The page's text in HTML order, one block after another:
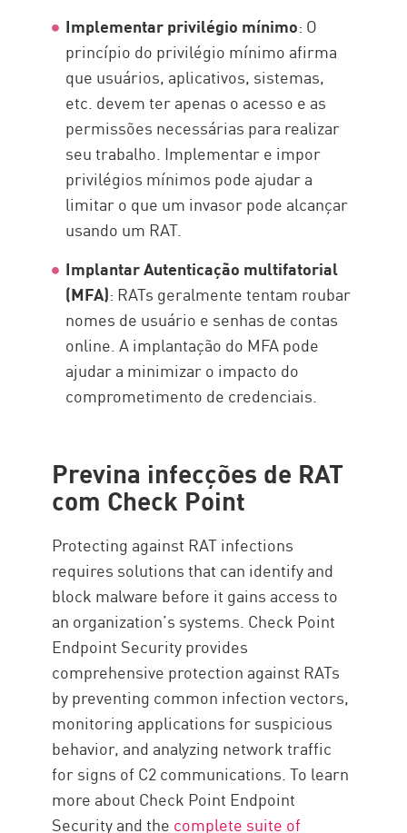
Implementar privilégio mínimo: O
princípio do privilégio mínimo afirma
que usuários, aplicativos, sistemas,
etc. devem ter apenas o acesso e as
permissões necessárias para realizar
seu trabalho. Implementar e impor
privilégios mínimos pode ajudar a
limitar o que um invasor pode alcançar
usando um RAT.
Implantar Autenticação multifatorial
(MFA): RATs geralmente tentam roubar
nomes de usuário e senhas de contas
online. A implantação do MFA pode
ajudar a minimizar o impacto do
comprometimento de credenciais.
Previna infecções de RAT
com Check Point
Protecting against RAT infections
requires solutions that can identify and
block malware before it gains access to
an organization’s systems. Check Point
Endpoint Security provides
comprehensive protection against RATs
by preventing common infection vectors,
monitoring applications for suspicious
behavior, and analyzing network traffic
for signs of C2 communications. To learn
more about Check Point Endpoint
Security and the complete suite of